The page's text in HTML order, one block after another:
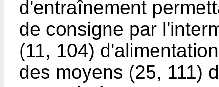
d'entraînement
de consigne par
(11, 104)
des moyens (25, 111)